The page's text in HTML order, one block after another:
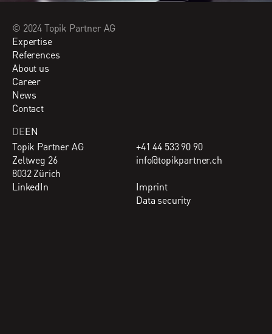
© 2024 Topik Partner AG
Expertise
References
About us
Career
News
Contact
DEEN
Topik Partner AG
Zeltweg 26
8032 Zürich
+41 44 533 90 90
info@topikpartner.ch
LinkedIn
Imprint
Data security